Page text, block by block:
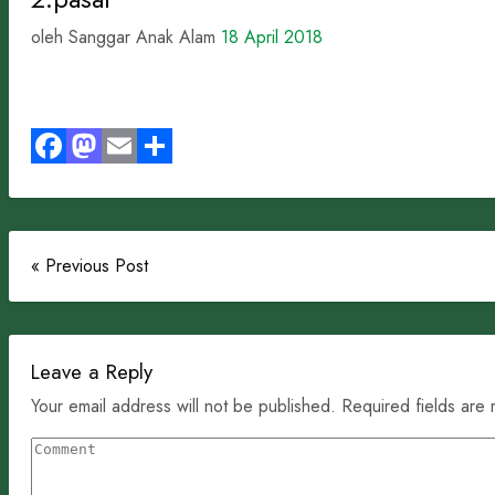
oleh Sanggar Anak Alam 18 April 2018
« Previous Post
Leave a Reply
Your email address will not be published. Required fields are